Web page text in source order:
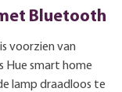
Bluetooth
voorzien van
Hue smart home
lamp draadloos te